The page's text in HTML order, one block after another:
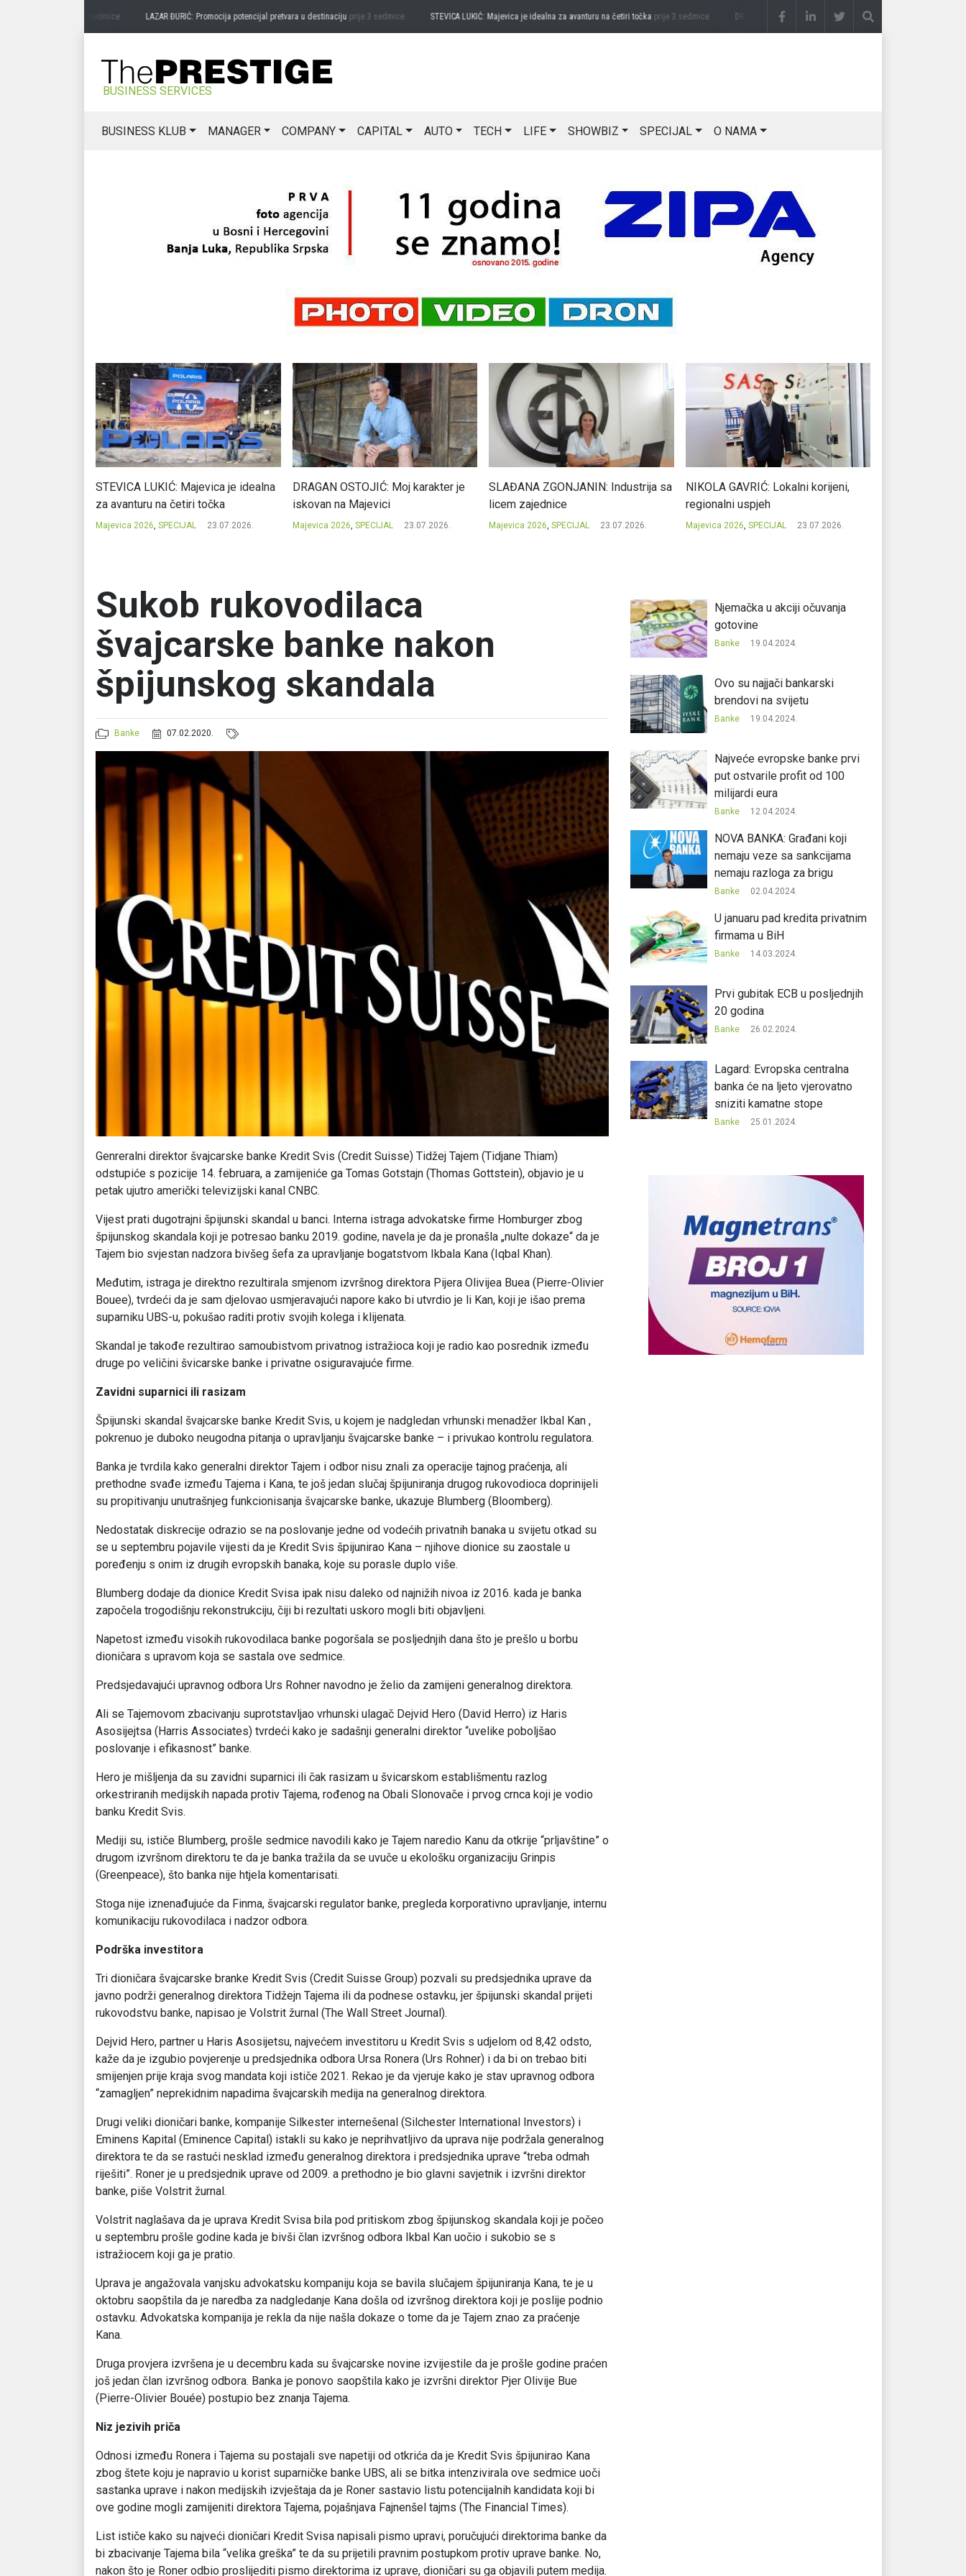
LAZAR ĐURIĆ: Promocija potencijal pretvara u destinacijuprije 3 sedmice STEVICA LUKIĆ: Majevica je idealna za avanturu na četiri točkaprije 3 sedmice DRAGAN OSTOJIĆ: Moj karakter je iskovan na Majevici
BUSINESS SERVICES
BUSINESS KLUB MANAGER COMPANY CAPITAL AUTO TECH LIFE SHOWBIZ SPECIJAL O NAMA
STEVICA LUKIĆ: Majevica je idealna
za avanturu na četiri točka
Majevica 2026, SPECIJAL 23.07.2026.
DRAGAN OSTOJIĆ: Moj karakter je
iskovan na Majevici
Majevica 2026, SPECIJAL 23.07.2026.
SLAĐANA ZGONJANIN: Industrija sa
licem zajednice
Majevica 2026, SPECIJAL 23.07.2026.
NIKOLA GAVRIĆ: Lokalni korijeni,
regionalni uspjeh
Majevica 2026, SPECIJAL 23.07.2026.
Sukob rukovodilaca
švajcarske banke nakon
špijunskog skandala
Banke 07.02.2020.
Genreralni direktor švajcarske banke Kredit Svis (Credit Suisse) Tidžej Tajem (Tidjane Thiam)
odstupiće s pozicije 14. februara, a zamijeniće ga Tomas Gotstajn (Thomas Gottstein), objavio je u
petak ujutro američki televizijski kanal CNBC.
Vijest prati dugotrajni špijunski skandal u banci. Interna istraga advokatske firme Homburger zbog
špijunskog skandala koji je potresao banku 2019. godine, navela je da je pronašla „nulte dokaze“ da je
Tajem bio svjestan nadzora bivšeg šefa za upravljanje bogatstvom Ikbala Kana (Iqbal Khan).
Međutim, istraga je direktno rezultirala smjenom izvršnog direktora Pijera Olivijea Buea (Pierre-Olivier
Bouee), tvrdeći da je sam djelovao usmjeravajući napore kako bi utvrdio je li Kan, koji je išao prema
suparniku UBS-u, pokušao raditi protiv svojih kolega i klijenata.
Skandal je takođe rezultirao samoubistvom privatnog istražioca koji je radio kao posrednik između
druge po veličini švicarske banke i privatne osiguravajuće firme.
Zavidni suparnici ili rasizam
Špijunski skandal švajcarske banke Kredit Svis, u kojem je nadgledan vrhunski menadžer Ikbal Kan ,
pokrenuo je duboko neugodna pitanja o upravljanju švajcarske banke – i privukao kontrolu regulatora.
Banka je tvrdila kako generalni direktor Tajem i odbor nisu znali za operacije tajnog praćenja, ali
prethodne svađe između Tajema i Kana, te još jedan slučaj špijuniranja drugog rukovodioca doprinijeli
su propitivanju unutrašnjeg funkcionisanja švajcarske banke, ukazuje Blumberg (Bloomberg).
Nedostatak diskrecije odrazio se na poslovanje jedne od vodećih privatnih banaka u svijetu otkad su
se u septembru pojavile vijesti da je Kredit Svis špijunirao Kana – njihove dionice su zaostale u
poređenju s onim iz drugih evropskih banaka, koje su porasle duplo više.
Blumberg dodaje da dionice Kredit Svisa ipak nisu daleko od najnižih nivoa iz 2016. kada je banka
započela trogodišnju rekonstrukciju, čiji bi rezultati uskoro mogli biti objavljeni.
Napetost između visokih rukovodilaca banke pogoršala se posljednjih dana što je prešlo u borbu
dioničara s upravom koja se sastala ove sedmice.
Predsjedavajući upravnog odbora Urs Rohner navodno je želio da zamijeni generalnog direktora.
Ali se Tajemovom zbacivanju suprotstavljao vrhunski ulagač Dejvid Hero (David Herro) iz Haris
Asosijejtsa (Harris Associates) tvrdeći kako je sadašnji generalni direktor “uvelike poboljšao
poslovanje i efikasnost” banke.
Hero je mišljenja da su zavidni suparnici ili čak rasizam u švicarskom establišmentu razlog
orkestriranih medijskih napada protiv Tajema, rođenog na Obali Slonovače i prvog crnca koji je vodio
banku Kredit Svis.
Mediji su, ističe Blumberg, prošle sedmice navodili kako je Tajem naredio Kanu da otkrije “prljavštine” o
drugom izvršnom direktoru te da je banka tražila da se uvuče u ekološku organizaciju Grinpis
(Greenpeace), što banka nije htjela komentarisati.
Stoga nije iznenađujuće da Finma, švajcarski regulator banke, pregleda korporativno upravljanje, internu
komunikaciju rukovodilaca i nadzor odbora.
Podrška investitora
Tri dioničara švajcarske branke Kredit Svis (Credit Suisse Group) pozvali su predsjednika uprave da
javno podrži generalnog direktora Tidžejn Tajema ili da podnese ostavku, jer špijunski skandal prijeti
rukovodstvu banke, napisao je Volstrit žurnal (The Wall Street Journal).
Dejvid Hero, partner u Haris Asosijetsu, najvećem investitoru u Kredit Svis s udjelom od 8,42 odsto,
kaže da je izgubio povjerenje u predsjednika odbora Ursa Ronera (Urs Rohner) i da bi on trebao biti
smijenjen prije kraja svog mandata koji ističe 2021. Rekao je da vjeruje kako je stav upravnog odbora
“zamagljen” neprekidnim napadima švajcarskih medija na generalnog direktora.
Drugi veliki dioničari banke, kompanije Silkester internešenal (Silchester International Investors) i
Eminens Kapital (Eminence Capital) istakli su kako je neprihvatljivo da uprava nije podržala generalnog
direktora te da se rastući nesklad između generalnog direktora i predsjednika uprave “treba odmah
riješiti”. Roner je u predsjednik uprave od 2009. a prethodno je bio glavni savjetnik i izvršni direktor
banke, piše Volstrit žurnal.
Volstrit naglašava da je uprava Kredit Svisa bila pod pritiskom zbog špijunskog skandala koji je počeo
u septembru prošle godine kada je bivši član izvršnog odbora Ikbal Kan uočio i sukobio se s
istražiocem koji ga je pratio.
Uprava je angažovala vanjsku advokatsku kompaniju koja se bavila slučajem špijuniranja Kana, te je u
oktobru saopštila da je naredba za nadgledanje Kana došla od izvršnog direktora koji je poslije podnio
ostavku. Advokatska kompanija je rekla da nije našla dokaze o tome da je Tajem znao za praćenje
Kana.
Druga provjera izvršena je u decembru kada su švajcarske novine izvijestile da je prošle godine praćen
još jedan član izvršnog odbora. Banka je ponovo saopštila kako je izvršni direktor Pjer Olivije Bue
(Pierre-Olivier Bouée) postupio bez znanja Tajema.
Niz jezivih priča
Odnosi između Ronera i Tajema su postajali sve napetiji od otkrića da je Kredit Svis špijunirao Kana
zbog štete koju je napravio u korist suparničke banke UBS, ali se bitka intenzivirala ove sedmice uoči
sastanka uprave i nakon medijskih izvještaja da je Roner sastavio listu potencijalnih kandidata koji bi
ove godine mogli zamijeniti direktora Tajema, pojašnjava Fajnenšel tajms (The Financial Times).
List ističe kako su najveći dioničari Kredit Svisa napisali pismo upravi, poručujući direktorima banke da
bi zbacivanje Tajema bila “velika greška” te da su prijetili pravnim postupkom protiv uprave banke. No,
nakon što je Roner odbio proslijediti pismo direktorima iz uprave, dioničari su ga objavili putem medija.
Njemačka u akciji očuvanja
gotovine
Banke 19.04.2024.
Ovo su najjači bankarski
brendovi na svijetu
Banke 19.04.2024.
Najveće evropske banke prvi
put ostvarile profit od 100
milijardi eura
Banke 12.04.2024.
NOVA BANKA: Građani koji
nemaju veze sa sankcijama
nemaju razloga za brigu
Banke 02.04.2024.
U januaru pad kredita privatnim
firmama u BiH
Banke 14.03.2024.
Prvi gubitak ECB u posljednjih
20 godina
Banke 26.02.2024.
Lagard: Evropska centralna
banka će na ljeto vjerovatno
sniziti kamatne stope
Banke 25.01.2024.